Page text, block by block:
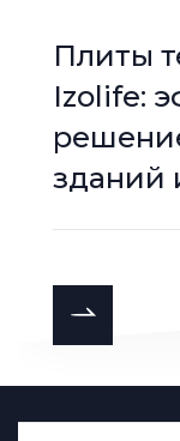
Плиты
Izolife:
зданий